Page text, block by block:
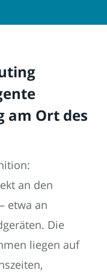
am Ort des
an den
etwa an
Die
liegen auf